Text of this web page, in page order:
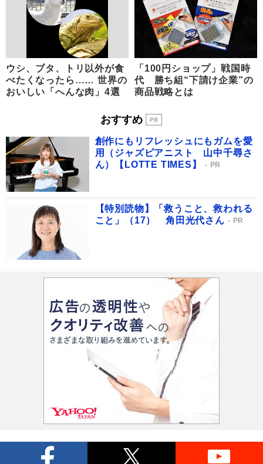
ウシ、ブタ、トリ以外が食
べたくなったら…… 世界の
おいしい「へんな肉」4選
「100円ショップ」戦国時
代 勝ち組“下請け企業”の
商品戦略とは
おすすめ
創作にもリフレッシュにもガムを愛
用（ジャズピアニスト 山中千尋さ
ん）【LOTTE TIMES】
PR
【特別読物】「救うこと、救われる
こと」（17） 角田光代さん
PR